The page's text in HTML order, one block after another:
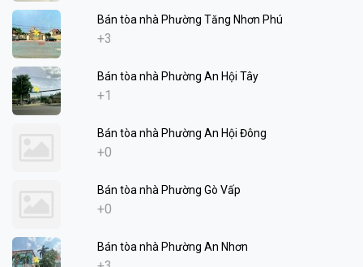
Bán tòa nhà Phường Tăng Nhơn Phú
+3
Bán tòa nhà Phường An Hội Tây
+1
Bán tòa nhà Phường An Hội Đông
+0
Bán tòa nhà Phường Gò Vấp
+0
Bán tòa nhà Phường An Nhơn